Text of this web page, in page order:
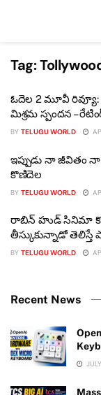
Tag:
ఓదెల 2 మూవీ
మిశ్రమ స్పందన –
BY TELUGU WORLD
ఇప్పుడు నా జీవితం
కొణిదెల
BY TELUGU WORLD
రాబిన్ హుడ్ సినిమా
తీస్కుకున్నాడో తెలిస్తే
BY TELUGU WORLD
Recent News